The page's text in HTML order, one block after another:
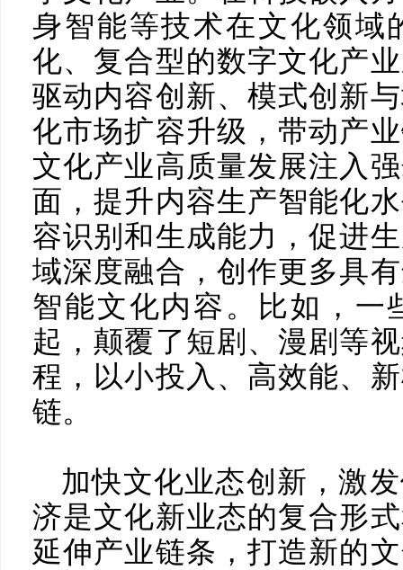
身智能等技术在文化领域
化、复合型的数字文化产
驱动内容创新、模式创新
化市场扩容升级，带动产
文化产业高质量发展注入
面，提升内容生产智能化
容识别和生成能力，促进
域深度融合，创作更多具
智能文化内容。比如，一
起，颠覆了短剧、漫剧等
程，以小投入、高效能、
链。
加快文化业态创新，激
济是文化新业态的复合形
延伸产业链条，打造新的